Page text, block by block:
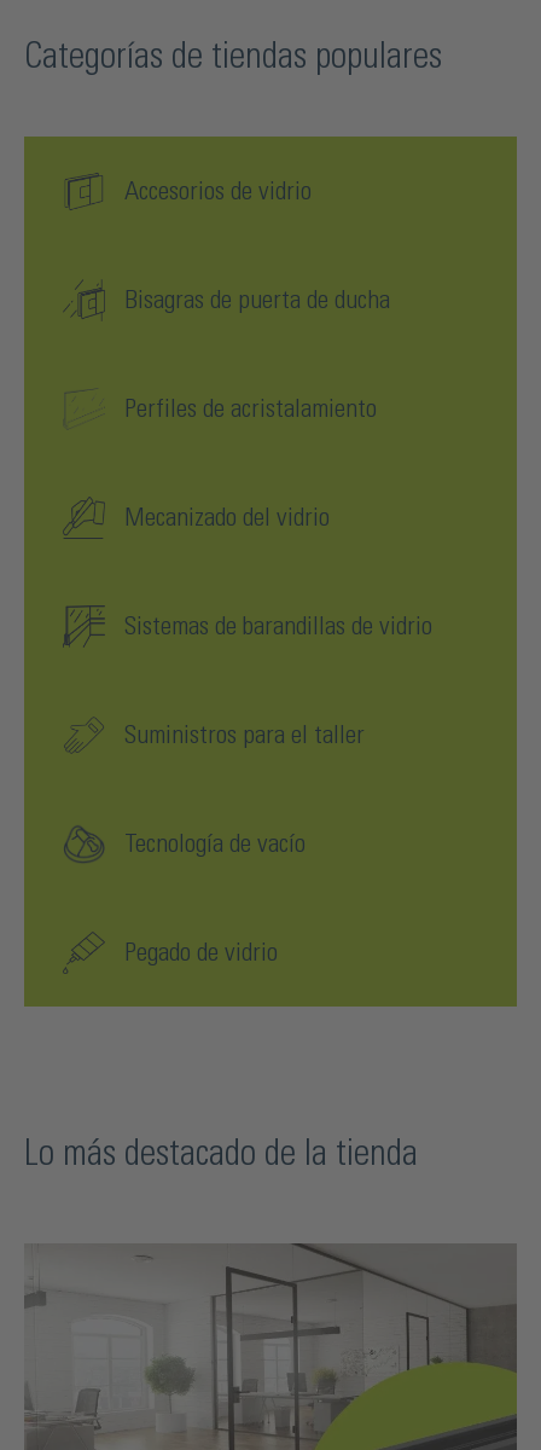
Categorías de tiendas populares
Accesorios de vidrio
Bisagras de puerta de ducha
Perfiles de acristalamiento
Mecanizado del vidrio
Sistemas de barandillas de vidrio
Suministros para el taller
Tecnología de vacío
Pegado de vidrio
Lo más destacado de la tienda